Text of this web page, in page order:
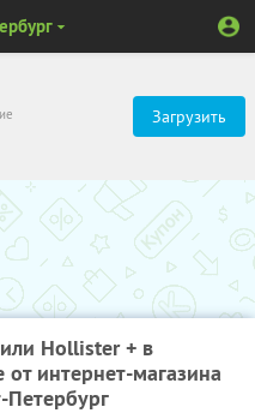
Загрузить
Hollister + в
интернет-магазина
Петербург